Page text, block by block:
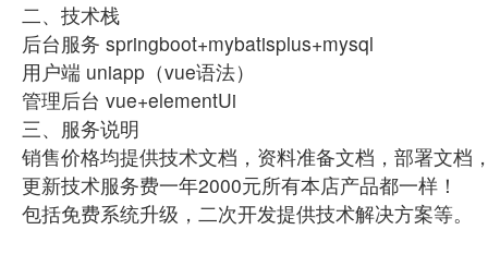
二、技术栈
后台服务 springboot+mybatisplus+mysql
用户端 uniapp（vue语法）
管理后台 vue+elementUi
三、服务说明
销售价格均提供技术文档，资料准备文档，部署文档
更新技术服务费一年2000元所有本店产品都一样！
包括免费系统升级，二次开发提供技术解决方案等。